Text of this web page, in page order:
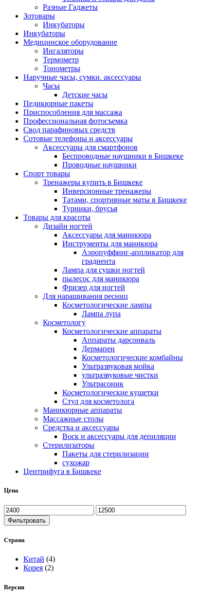
Разные Гаджеты
Зотовары
Инкубаторы
Инкубаторы
Медицинское оборудование
Ингаляторы
Термометр
Тонометры
Наручные часы, сумки. аксессуары
Часы
Детские часы
Педикюрные пакеты
Приспособления для массажа
Профессиональная фотосъемка
Свод парафиновых средств
Сотовые телефоны и аксессуары
Аксессуары для смартфонов
Беспроводные наушники в Бишкеке
Проводные наушники
Спорт товары
Тренажеры купить в Бишкеке
Инверсионные тренажеры
Татами, спортивные маты в Бишкеке
Турники, брусья
Товары для красоты
Дизайн ногтей
Аксессуары для маникюра
Инструменты для маникюра
Аэропуффинг-аппликатор для
градиента
Лампа для сушки ногтей
пылесос для маникюра
Фризер для ногтей
Для наращивания ресниц
Косметологические лампы
Лампа лупа
Косметологу
Косметологические аппараты
Аппараты дарсонваль
Дермапен
Косметологические комбайны
Ультразвуковая мойка
ультразвуковые чистки
Ультрасоник
Косметологические кушетки
Стул для косметолога
Маникюрные аппараты
Массажные столы
Средства и аксессуары
Воск и аксессуары для депиляции
Стерилизаторы
Пакеты для стерилизации
сухожар
Центрифуга в Бишкеке
Цена
Фильтровать
Страна
Китай (4)
Корея (2)
Версия